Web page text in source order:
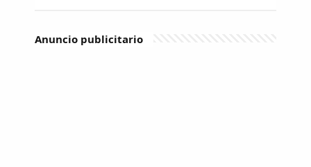
Anuncio publicitario